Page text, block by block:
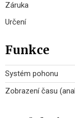
Záruka
Určení
Funkce
Systém pohonu
Zobrazení času